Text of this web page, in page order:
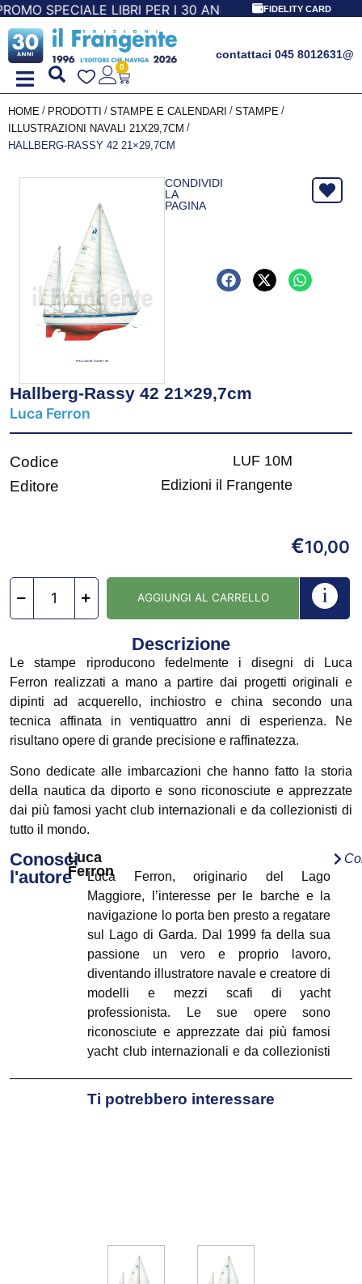
LIBRI PER I 30 ANNI DEL FRANGENTE! ***
FIDELITY CARD
contattaci 045 8012631@
0
HOME / PRODOTTI / STAMPE E CALENDARI / STAMPE /
ILLUSTRAZIONI NAVALI 21X29,7CM /
HALLBERG-RASSY 42 21×29,7CM
CONDIVIDI
LA
PAGINA
Hallberg-Rassy 42 21×29,7cm
Luca Ferron
Codice LUF 10M
Editore Edizioni il Frangente
€10,00
AGGIUNGI AL CARRELLO
Descrizione
Le stampe riproducono fedelmente i disegni di Luca
Ferron realizzati a mano a partire dai progetti originali e
dipinti ad acquerello, inchiostro e china secondo una
tecnica affinata in ventiquattro anni di esperienza. Ne
risultano opere di grande precisione e raffinatezza.
Sono dedicate alle imbarcazioni che hanno fatto la storia
della nautica da diporto e sono riconosciute e apprezzate
dai più famosi yacht club internazionali e da collezionisti di
tutto il mondo.
Conosci
l'autore
Luca
Ferron
Luca Ferron, originario del Lago
Maggiore, l’interesse per le barche e la
navigazione lo porta ben presto a regatare
sul Lago di Garda. Dal 1999 fa della sua
passione un vero e proprio lavoro,
diventando illustratore navale e creatore di
modelli e mezzi scafi di yacht
professionista. Le sue opere sono
riconosciute e apprezzate dai più famosi
yacht club internazionali e da collezionisti
alle imbarcazioni che hanno fatto la storia
della nautica da diporto, sono realizzati a
Player
Ti potrebbero interessare